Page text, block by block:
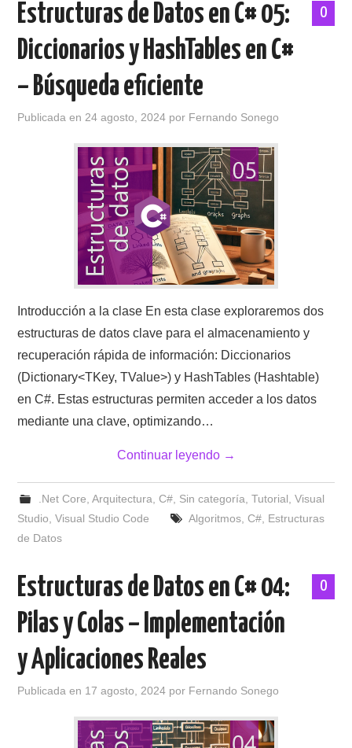
0
Estructuras de Datos en C# 05:
Diccionarios y HashTables en C#
– Búsqueda eficiente
Publicada en24 agosto, 2024 por Fernando Sonego
Introducción a la clase En esta clase exploraremos dos
estructuras de datos clave para el almacenamiento y
recuperación rápida de información: Diccionarios
(Dictionary<TKey, TValue>) y HashTables (Hashtable)
en C#. Estas estructuras permiten acceder a los datos
mediante una clave, optimizando…
Continuar leyendo →
.Net Core, Arquitectura, C#, Sin categoría, Tutorial, Visual
Studio,Visual Studio Code Algoritmos, C#, Estructuras
de Datos
0
Estructuras de Datos en C# 04:
Pilas y Colas – Implementación
y Aplicaciones Reales
Publicada en 17 agosto, 2024 por Fernando Sonego